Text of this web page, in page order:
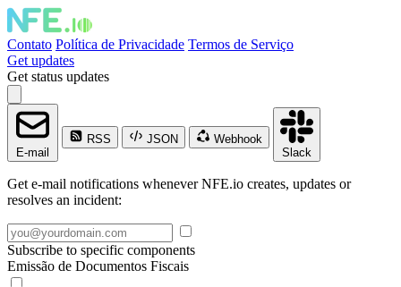
Contato Política de Privacidade Termos de Serviço
Get updates
Get status updates
E-mail
RSS JSON
Webhook
Slack
Get e-mail notifications whenever NFE.io creates, updates or
resolves an incident:
Subscribe to specific components
Emissão de Documentos Fiscais